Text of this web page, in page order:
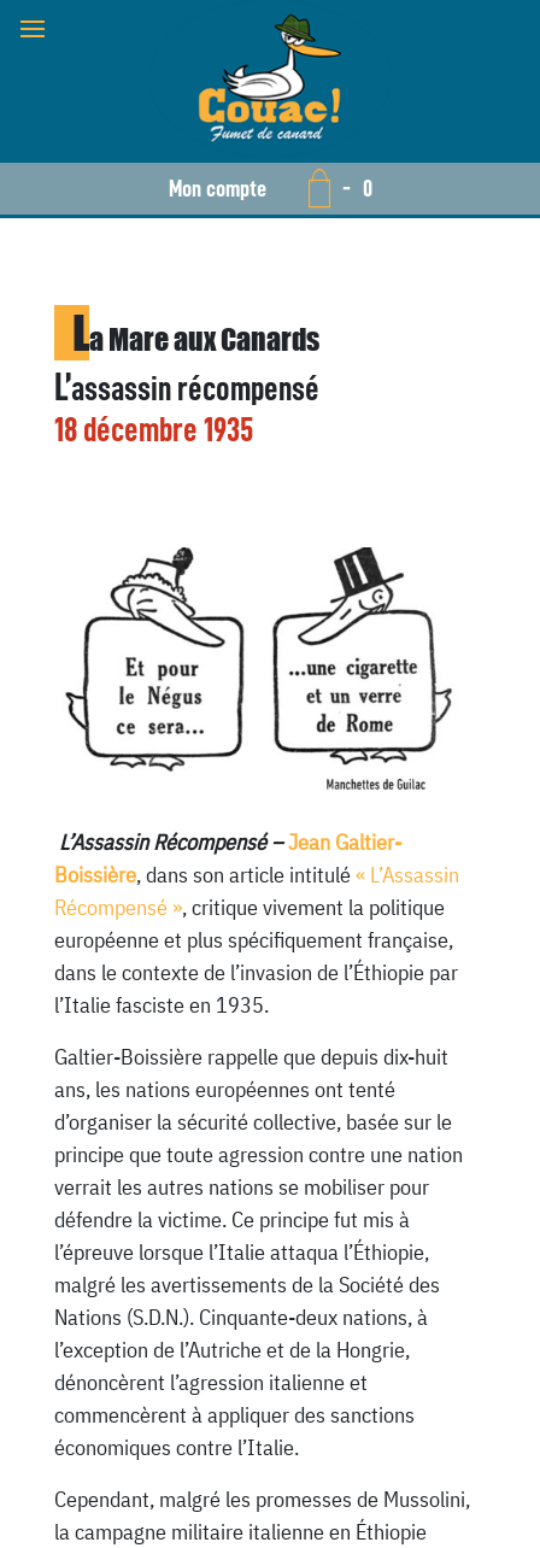
Mon compte - 0
La Mare aux Canards
L’assassin récompensé
18 décembre 1935
L’Assassin Récompensé –Jean Galtier-
Boissière, dans son article intitulé« L’Assassin
Récompensé », critique vivement la politique
européenne et plus spécifiquement française,
dans le contexte de l’invasion de l’Éthiopie par
l’Italie fasciste en 1935.
Galtier-Boissière rappelle que depuis dix-huit
ans, les nations européennes ont tenté
d’organiser la sécurité collective, basée sur le
principe que toute agression contre une nation
verrait les autres nations se mobiliser pour
défendre la victime. Ce principe fut mis à
l’épreuve lorsque l’Italie attaqua l’Éthiopie,
malgré les avertissements de la Société des
Nations (S.D.N.). Cinquante-deux nations, à
l’exception de l’Autriche et de la Hongrie,
dénoncèrent l’agression italienne et
commencèrent à appliquer des sanctions
économiques contre l’Italie.
Cependant, malgré les promesses de Mussolini,
la campagne militaire italienne en Éthiopie